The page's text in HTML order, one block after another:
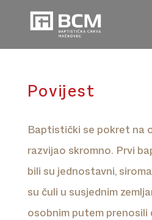
Povijest
Baptistički se pokret na
razvijao skromno. Prvi
bili su jednostavni,
su čuli u susjednim
osobnim putem prenosili